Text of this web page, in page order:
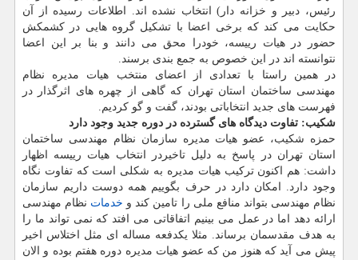
رئیس، دبیر و خزانه دار) انتخاب نشده اند. اطلاعات رسیده از آن
حكایت می كند كه برخی اعضا با تشكیل گروه هایی در كشمكش
حضور در هیات رییسه، خودرا محق می دانند و بنا بر این اعضا
نتوانسته اند در این خصوص به جمع بندی برسند.
در همین راستا با تعدادی از اعضای منتخب هیات مدیره نظام
مهندسی ساختمان استان تهران كه گاهی از چهره های اثرگذار در
فهرست های جدید انتخاباتی بودند، گفت و گو كردیم.
شكیب: تفاوت دیدگاه های گسترده در دوره جدید وجود دارد
حمزه شكیب، عضو هیات مدیره سازمان نظام مهندسی ساختمان
استان تهران در پاسخ به دلیل تاخیردر انتخاب هیات رییسه اظهار
داشت: هم اكنون تركیب هیات مدیره به شكلی است كه تفاوت نگاه
وجود دارد. امكان دارد در حرف بگوییم همه دوست داریم سازمان
نظام مهندسی بتواند منافع ملی را تامین كند و خدمات نظام مهندسی
ارائه دهد اما در عمل می بینیم اتفاقاتی می افتد كه نمی تواند ما را
به هدف مقدسمان برساند. مثلا یكدفعه مساله ای مثل اختلاس اخیر
پیش می آید كه هنوز من كه عضو هیات مدیره دوره هفتم بوده و الان